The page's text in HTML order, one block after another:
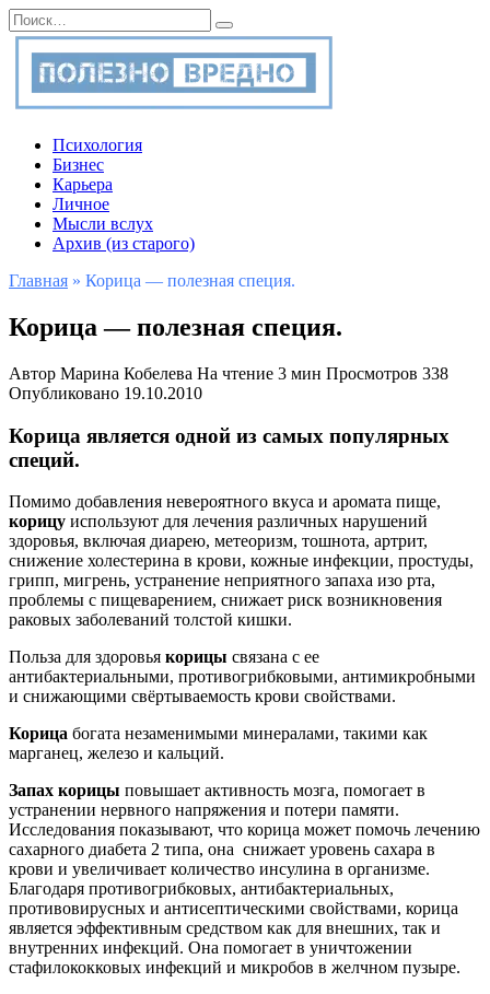
Перейти
к
содержанию
Search
for:
Психология
Бизнес
Карьера
Личное
Мысли вслух
Архив (из старого)
Главная » Корица — полезная специя.
Корица — полезная специя.
Автор Марина Кобелева На чтение 3 мин Просмотров 338
Опубликовано 19.10.2010
Корица является одной из самых популярных
специй.
Помимо добавления невероятного вкуса и аромата пище,
корицу используют для лечения различных нарушений
здоровья, включая диарею, метеоризм, тошнота, артрит,
снижение холестерина в крови, кожные инфекции, простуды,
грипп, мигрень, устранение неприятного запаха изо рта,
проблемы с пищеварением, снижает риск возникновения
раковых заболеваний толстой кишки.
Польза для здоровья корицы связана с ее
антибактериальными, противогрибковыми, антимикробными
и снижающими свёртываемость крови свойствами.
Корица богата незаменимыми минералами, такими как
марганец, железо и кальций.
Запах корицы повышает активность мозга, помогает в
устранении нервного напряжения и потери памяти.
Исследования показывают, что корица может помочь лечению
сахарного диабета 2 типа, она снижает уровень сахара в
крови и увеличивает количество инсулина в организме.
Благодаря противогрибковых, антибактериальных,
противовирусных и антисептическими свойствами, корица
является эффективным средством как для внешних, так и
внутренних инфекций. Она помогает в уничтожении
стафилококковых инфекций и микробов в желчном пузыре.